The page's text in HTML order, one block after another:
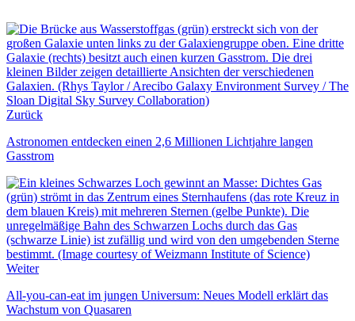
Zurück
Astronomen entdecken einen 2,6 Millionen Lichtjahre langen
Gasstrom
Weiter
All-you-can-eat im jungen Universum: Neues Modell erklärt das
Wachstum von Quasaren